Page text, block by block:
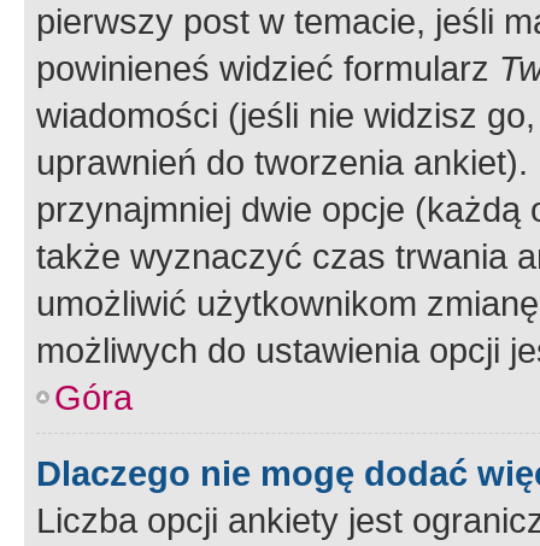
pierwszy post w temacie, jeśli
powinieneś widzieć formularz
wiadomości (jeśli nie widzisz
uprawnień do tworzenia
przynajmniej dwie opcje
także wyznaczyć czas trwania
umożliwić użytkownikom
możliwych do ustawienia opcji
Góra
Dlaczego nie mogę dodać
Liczba opcji ankiety jest